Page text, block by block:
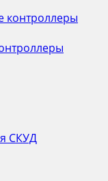
контроллеры
СКУД